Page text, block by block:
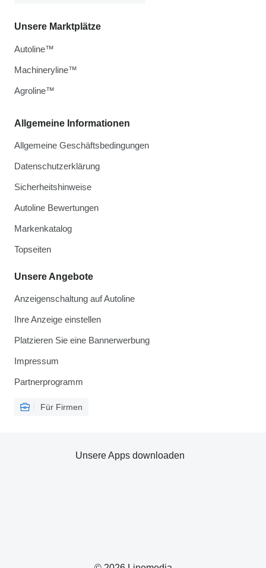
Allgemeine Informationen
Allgemeine Geschäftsbedingungen
Datenschutzerklärung
Sicherheitshinweise
Autoline Bewertungen
Markenkatalog
Topseiten
Unsere Angebote
Anzeigenschaltung auf Autoline
Ihre Anzeige einstellen
Platzieren Sie eine Bannerwerbung
Impressum
Partnerprogramm
Für Firmen
Unsere Marktplätze
Autoline™
Machineryline™
Agroline™
Unsere Apps downloaden